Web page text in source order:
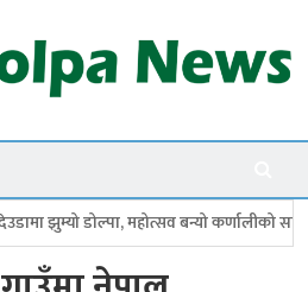
कर्णालीको सांगीतिक उत्सव